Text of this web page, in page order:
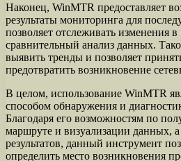
Наконец, WinMTR предоставляет
результаты мониторинга для
позволяет отслеживать изменения
сравнительный анализ данных.
выявить тренды и позволяет
предотвратить возникновение
В целом, использование WinMTR
способом обнаружения и
Благодаря его возможностям по
маршруте и визуализации данных,
результатов, данный инструмент
определить место возникновения